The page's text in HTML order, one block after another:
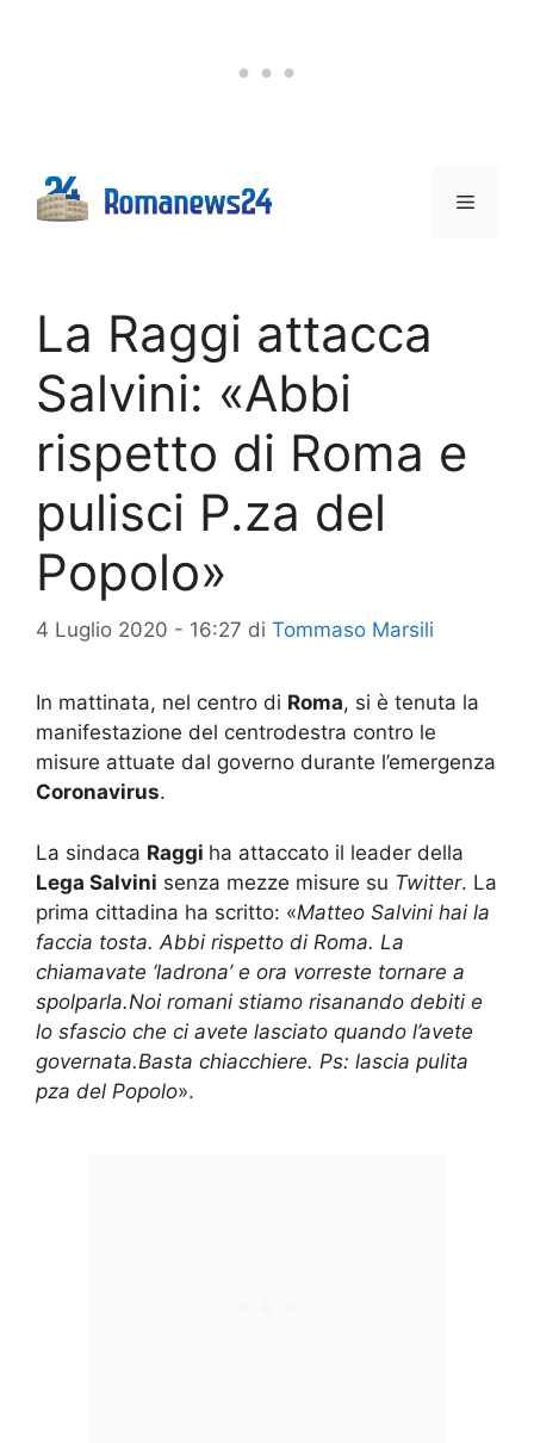
Menu
La Raggi attacca
Salvini: «Abbi
rispetto di Roma e
pulisci P.za del
Popolo»
4 Luglio 2020 - 16:27 di Tommaso Marsili
In mattinata, nel centro di Roma, si è tenuta la
manifestazione del centrodestra contro le
misure attuate dal governo durante l’emergenza
Coronavirus.
La sindaca Raggi ha attaccato il leader della
Lega Salvini senza mezze misure su Twitter. La
prima cittadina ha scritto: «Matteo Salvini hai la
faccia tosta. Abbi rispetto di Roma. La
chiamavate ‘ladrona’ e ora vorreste tornare a
spolparla.Noi romani stiamo risanando debiti e
lo sfascio che ci avete lasciato quando l’avete
governata.Basta chiacchiere. Ps: lascia pulita
pza del Popolo».